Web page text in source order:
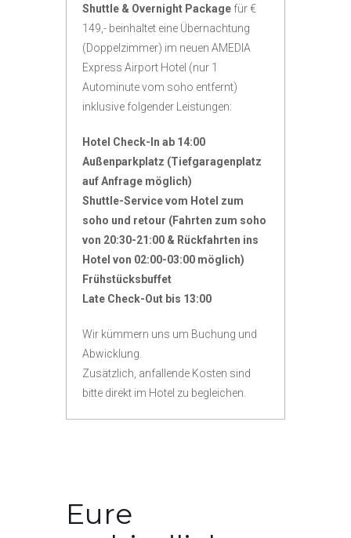
Shuttle & Overnight Package für €
149,- beinhaltet eine Übernachtung
(Doppelzimmer) im neuen AMEDIA
Express Airport Hotel (nur 1
Autominute vom soho entfernt)
inklusive folgender Leistungen:
Hotel Check-In ab 14:00
Außenparkplatz (Tiefgaragenplatz
auf Anfrage möglich)
Shuttle-Service vom Hotel zum
soho und retour (Fahrten zum soho
von 20:30-21:00 & Rückfahrten ins
Hotel von 02:00-03:00 möglich)
Frühstücksbuffet
Late Check-Out bis 13:00
Wir kümmern uns um Buchung und
Abwicklung.
Zusätzlich, anfallende Kosten sind
bitte direkt im Hotel zu begleichen.
Eure